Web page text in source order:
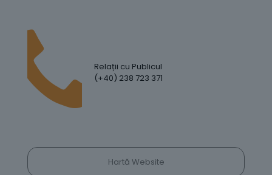
Relații cu Publicul
(+40) 238 723 371
Hartă Website